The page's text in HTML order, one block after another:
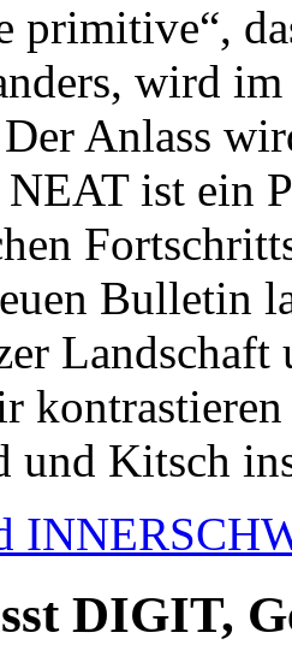
primitive“,
wird
Anlass
ist ein
Bulletin
und Kitsch
DIGIT,